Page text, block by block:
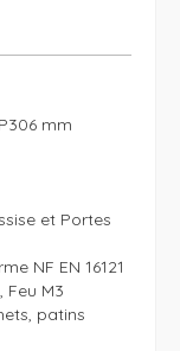
mm
et Portes
NF EN 16121
Feu M3
patins